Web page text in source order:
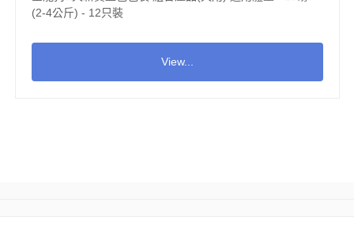
(2-4公斤) - 12只裝
View...